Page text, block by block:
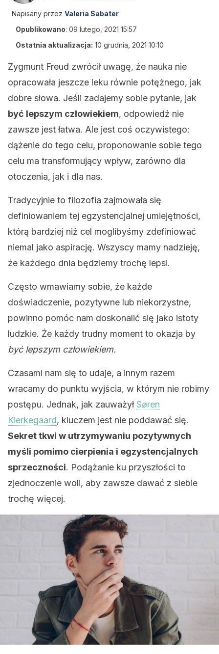
Napisany przez Valeria Sabater
Opublikowano: 09 lutego, 2021 15:57
Ostatnia aktualizacja: 10 grudnia, 2021 10:10
Zygmunt Freud zwrócił uwagę, że nauka nie
opracowała jeszcze leku równie potężnego, jak
dobre słowa. Jeśli zadajemy sobie pytanie, jak
być lepszym człowiekiem, odpowiedź nie
zawsze jest łatwa. Ale jest coś oczywistego:
dążenie do tego celu, proponowanie sobie tego
celu ma transformujący wpływ, zarówno dla
otoczenia, jak i dla nas.
Tradycyjnie to filozofia zajmowała się
definiowaniem tej egzystencjalnej umiejętności,
którą bardziej niż cel moglibyśmy zdefiniować
niemal jako aspirację. Wszyscy mamy nadzieję,
że każdego dnia będziemy trochę lepsi.
Często wmawiamy sobie, że każde
doświadczenie, pozytywne lub niekorzystne,
powinno pomóc nam doskonalić się jako istoty
ludzkie. Że każdy trudny moment to okazja by
być lepszym człowiekiem.
Czasami nam się to udaje, a innym razem
wracamy do punktu wyjścia, w którym nie robimy
postępu. Jednak, jak zauważyłSøren
Kierkegaard, kluczem jest nie poddawać się.
Sekret tkwi w utrzymywaniu pozytywnych
myśli pomimo cierpienia i egzystencjalnych
sprzeczności. Podążanie ku przyszłości to
zjednoczenie woli, aby zawsze dawać z siebie
trochę więcej.